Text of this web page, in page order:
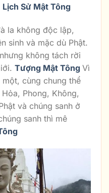
Lịch Sử Mật Tông
la không độc lập,
sinh và mặc dù Phật.
không tách rời
Tượng Mật Tông Vì
cùng chung thể
Phong, Không,
và chúng sanh ở
sanh thì mê